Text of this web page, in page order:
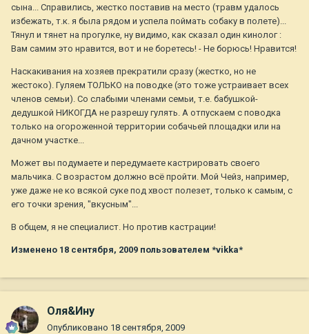
сына... Справились, жестко поставив на место (травм удалось
избежать, т.к. я была рядом и успела поймать собаку в полете)...
Тянул и тянет на прогулке, ну видимо, как сказал один кинолог :
Вам самим это нравится, вот и не боретесь! - Не борюсь! Нравится!
Наскакивания на хозяев прекратили сразу (жестко, но не
жестоко). Гуляем ТОЛЬКО на поводке (это тоже устраивает всех
членов семьи). Со слабыми членами семьи, т.е. бабушкой-
дедушкой НИКОГДА не разрешу гулять. А отпускаем с поводка
только на огороженной территории собачьей площадки или на
дачном участке...
Может вы подумаете и передумаете кастрировать своего
мальчика. С возрастом должно всё пройти. Мой Чейз, например,
уже даже не ко всякой суке под хвост полезет, только к самым, с
его точки зрения, "вкусным"...
В общем, я не специалист. Но против кастрации!
Изменено 18 сентября, 2009 пользователем *vikka*
Оля&Ину
Опубликовано 18 сентября, 2009